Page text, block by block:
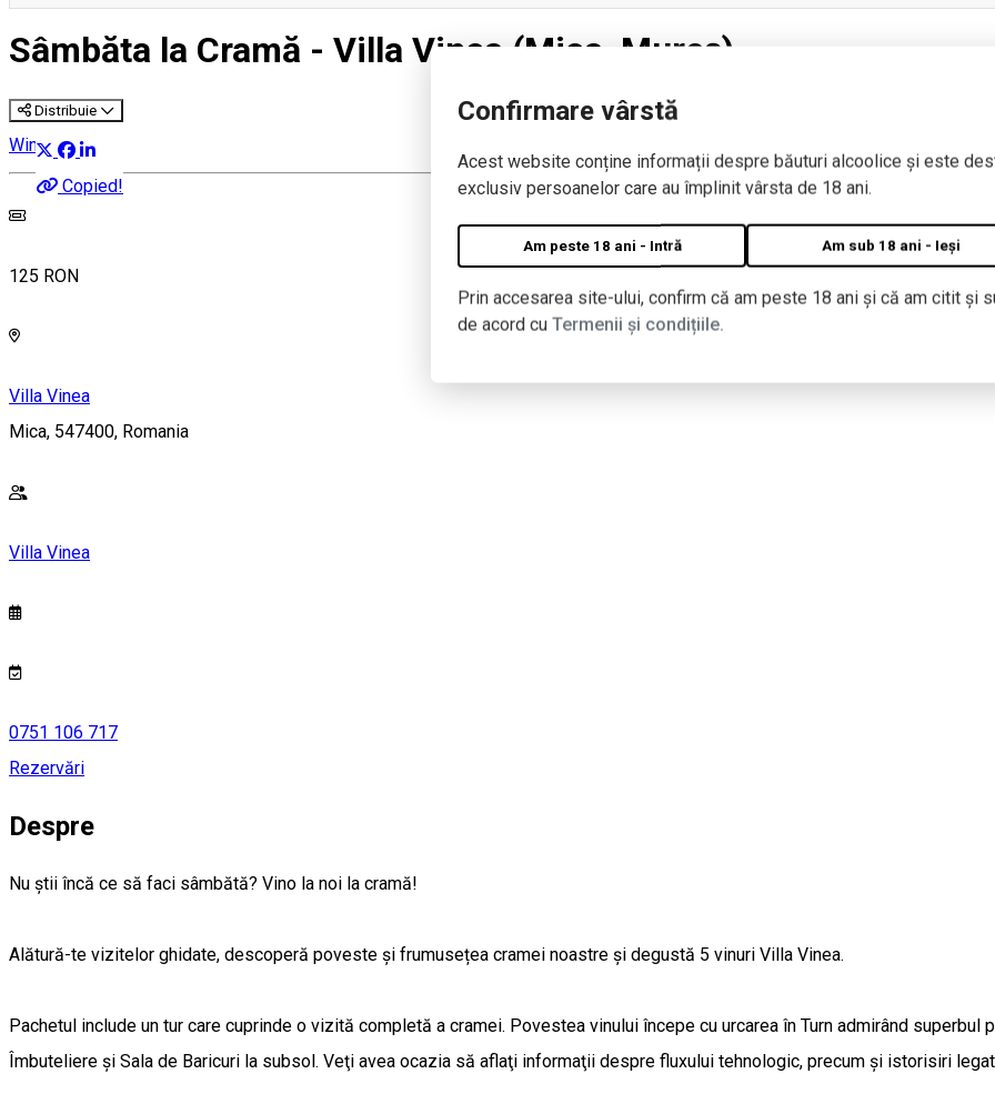
Confirmare vârstă
Acest website conține informații despre băuturi alcoolice și este
exclusiv persoanelor care au împlinit vârsta de 18 ani.
Am peste 18 ani - Intră Am sub 18 ani - Ieși
Prin accesarea site-ului, confirm că am peste 18 ani și că am citit și
de acord cu Termenii și condițiile.
Sâmbăta la Cramă - Villa Vinea (Mica, Mureș)
Distribuie
Copied!
Wine Trip
125 RON
Villa Vinea
Mica, 547400, Romania
Villa Vinea
0751 106 717
Rezervări
Despre
Nu știi încă ce să faci sâmbătă? Vino la noi la cramă!
Alătură-te vizitelor ghidate, descoperă poveste și frumusețea cramei noastre și degustă 5 vinuri Villa Vinea.
Pachetul include un tur care cuprinde o vizită completă a cramei. Povestea vinului începe cu urcarea în Turn admirând superbul
Îmbuteliere şi Sala de Baricuri la subsol. Veţi avea ocazia să aflaţi informaţii despre fluxului tehnologic, precum şi istorisiri